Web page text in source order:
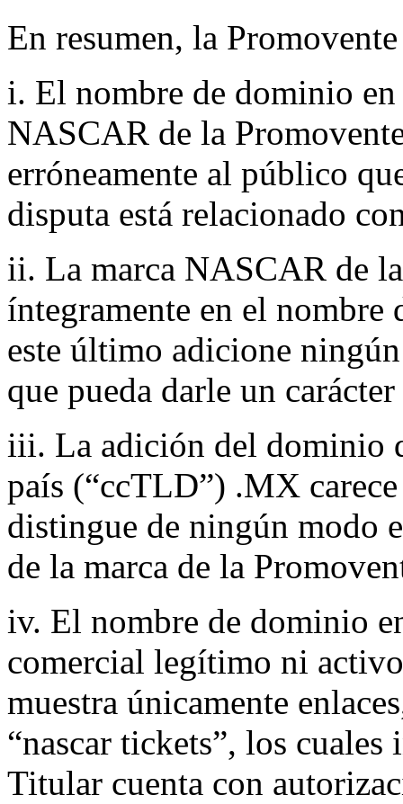
En resumen, la
i. El nombre de dominio
NASCAR de la
erróneamente al público
disputa está relacionado
ii. La marca NASCAR de
íntegramente en el
este último adicione
que pueda darle un
iii. La adición del dominio
país (“ccTLD”) .MX
distingue de ningún modo
de la marca de la
iv. El nombre de dominio
comercial legítimo ni
muestra únicamente
“nascar tickets”, los
Titular cuenta con